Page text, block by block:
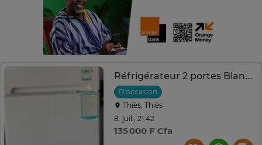
Réfrigérateur 2 portes Blanc Classe A
D'occasion
Thiès, Thiès
8. juil., 21:42
135 000 F Cfa